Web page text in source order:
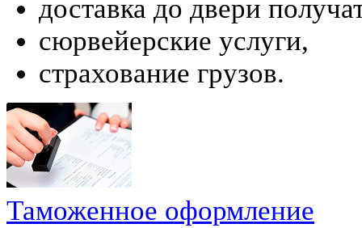
доставка до двери
сюрвейерские услуги,
страхование грузов.
Таможенное оформление